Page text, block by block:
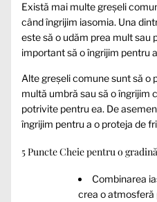
Există mai multe greșeli
când îngrijim iasomia. Una
este să o udăm prea mult sau
important să o îngrijim pentru
Alte greșeli comune sunt să o
multă umbră sau să o îngrijim
potrivite pentru ea. De
îngrijim pentru a o proteja de
5 Puncte Cheie pentru o
Combinarea
crea o